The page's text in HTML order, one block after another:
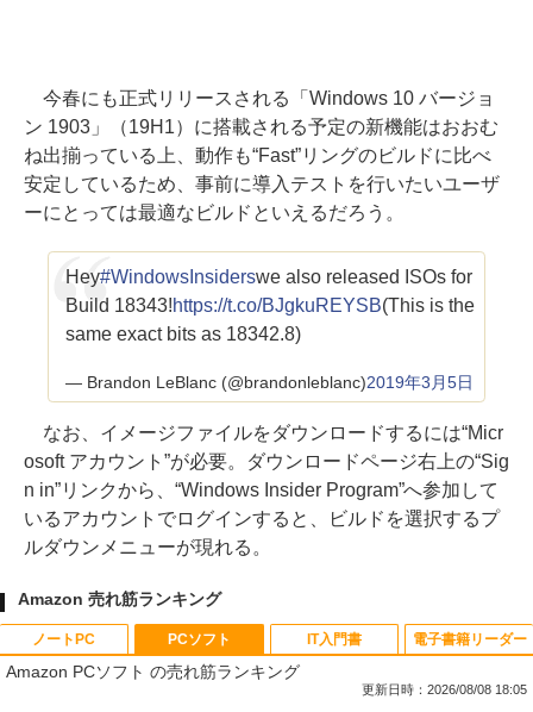
今春にも正式リリースされる「Windows 10 バージョ
ン 1903」（19H1）に搭載される予定の新機能はおおむ
ね出揃っている上、動作も“Fast”リングのビルドに比べ
安定しているため、事前に導入テストを行いたいユーザ
ーにとっては最適なビルドといえるだろう。
Hey#WindowsInsiderswe also released ISOs for
Build 18343!https://t.co/BJgkuREYSB(This is the
same exact bits as 18342.8)
— Brandon LeBlanc (@brandonleblanc)2019年3月5日
なお、イメージファイルをダウンロードするには“Micr
osoft アカウント”が必要。ダウンロードページ右上の“Sig
n in”リンクから、“Windows Insider Program”へ参加して
いるアカウントでログインすると、ビルドを選択するプ
ルダウンメニューが現れる。
Amazon 売れ筋ランキング
ノートPC PCソフト
Amazon PCソフト の売れ筋ランキング
更新日時：2026/08/08 18:05
IT入門書 電子書籍リーダー